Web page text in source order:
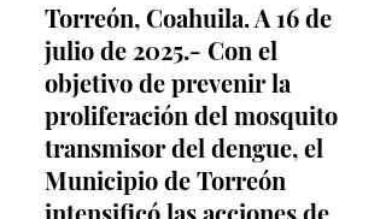
Torreón, Coahuila. A 16 de
julio de 2025.- Con el
objetivo de prevenir la
proliferación del mosquito
transmisor del dengue, el
Municipio de Torreón
intensificó las acciones de